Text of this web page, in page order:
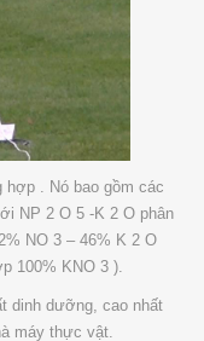
. Nó bao gồm các
NP 2 O 5 -K 2 O phân
NO 3 – 46% K 2 O
100% KNO 3 ).
dinh dưỡng, cao nhất
máy thực vật.